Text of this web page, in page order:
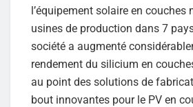
l’équipement solaire en couches
usines de production dans 7
société a augmenté
rendement du silicium en
au point des solutions de
bout innovantes pour le PV en